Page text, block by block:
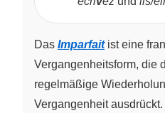
Das Imparfaitist eine
Vergangenheitsform, die
regelmäßige
Vergangenheit ausdrückt.